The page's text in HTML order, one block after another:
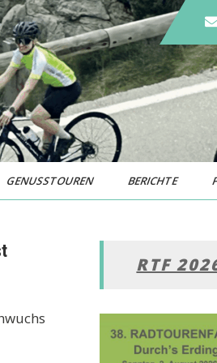
GENUSSTOUREN BERICHTE
RTF